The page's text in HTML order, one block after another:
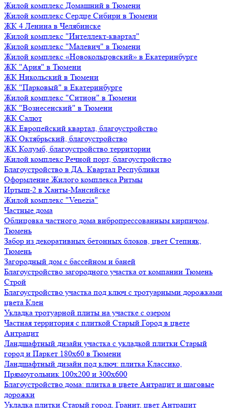
Жилой комплекс Домашний в Тюмени
Жилой комплекс Сердце Сибири в Тюмени
ЖК 4 Ленина в Челябинске
Жилой комплекс "Интеллект-квартал"
Жилой комплекс "Малевич" в Тюмени
Жилой комплекс «Новокольцовский» в Екатеринбурге
ЖК "Ария" в Тюмени
ЖК Никольский в Тюмени
ЖК "Парковый" в Екатеринбурге
Жилой комплекс "Ситион" в Тюмени
ЖК "Вознесенский" в Тюмени
ЖК Салют
ЖК Европейский квартал, благоустройство
ЖК Октябрьский, благоустройство
ЖК Колумб, благоустройство территории
Жилой комплекс Речной порт, благоустройство
Благоустройство в ДА. Квартал Республики
Оформление Жилого комплекса Ритмы
Иртыш-2 в Ханты-Мансийске
Жилой комплекс "Venezia"
Частные дома
Облицовка частного дома вибропрессованным кирпичом,
Тюмень
Забор из декоративных бетонных блоков, цвет Степняк,
Тюмень
Загородный дом с бассейном и баней
Благоустройство загородного участка от компании Тюмень
Строй
Благоустройство участка под ключ с тротуарными дорожками
цвета Клен
Укладка тротуарной плиты на участке с озером
Частная территория с плиткой Старый Город в цвете
Антрацит
Ландшафтный дизайн участка с укладкой плитки Старый
город и Паркет 180х60 в Тюмени
Ландшафтный дизайн под ключ: плитка Классико,
Прямоугольник 100х200 и 300х600
Благоустройство дома: плитка в цвете Антрацит и шаговые
дорожки
Укладка плитки Старый город, Гранит, цвет Антрацит